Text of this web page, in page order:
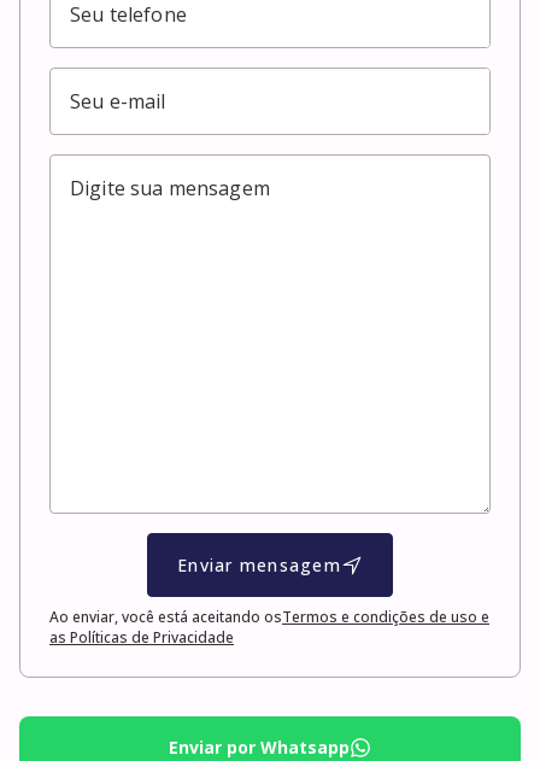
Enviar mensagem
Ao enviar, você está aceitando osTermos e condições de uso e
as Políticas de Privacidade
Enviar por Whatsapp